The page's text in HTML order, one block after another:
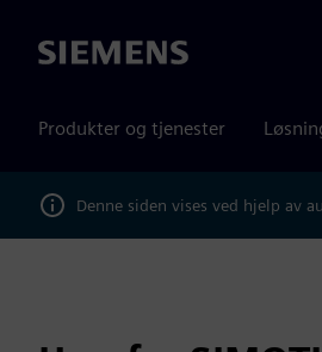
Siemens
Produkter og tjenester
Denne siden vises ved hjelp av